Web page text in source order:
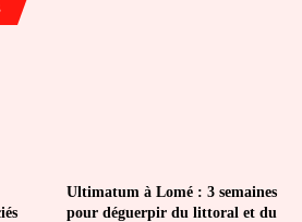
Ultimatum à Lomé : 3 semaines
pour déguerpir du littoral et du